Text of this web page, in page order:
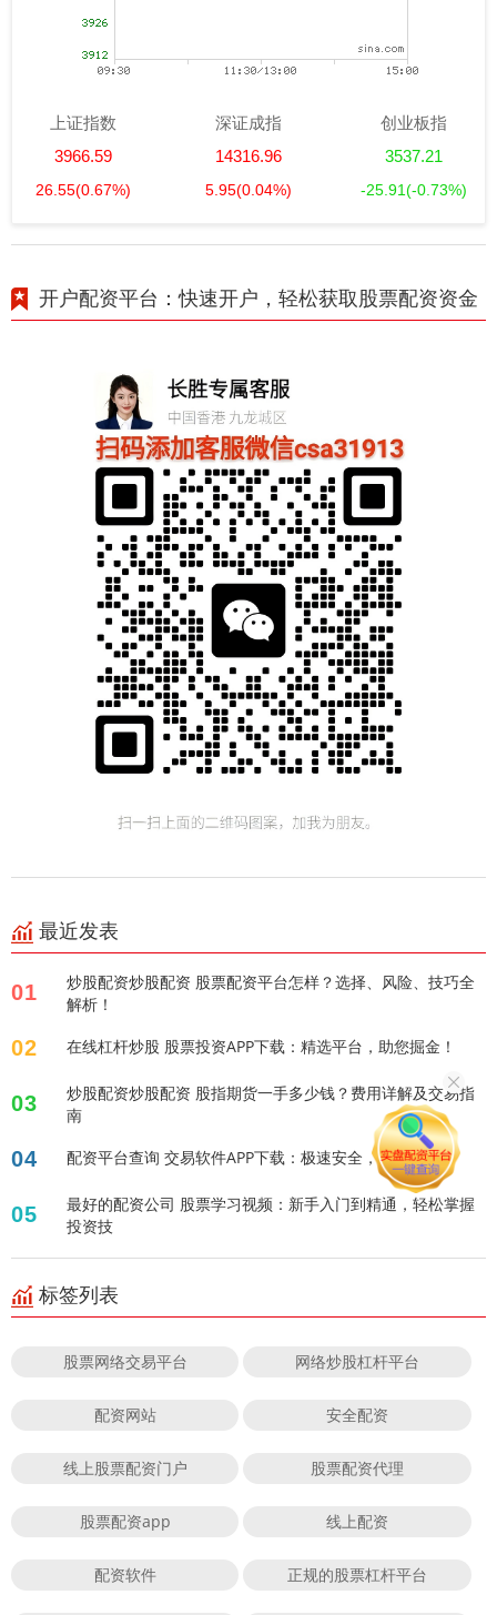
上证指数
3966.59
26.55(0.67%)
深证成指
14316.96
5.95(0.04%)
创业板指
3537.21
-25.91(-0.73%)
开户配资平台：快速开户，轻松获取股票配资资金
最近发表
01
炒股配资炒股配资 股票配资平台怎样？选择、风险、技巧全
解析！
02 在线杠杆炒股 股票投资APP下载：精选平台，助您掘金！
03
炒股配资炒股配资 股指期货一手多少钱？费用详解及交易指
南
04 配资平台查询 交易软件APP下载：极速安全，投资必备！
05
最好的配资公司 股票学习视频：新手入门到精通，轻松掌握
投资技
标签列表
股票网络交易平台 网络炒股杠杆平台
配资网站 安全配资
线上股票配资门户 股票配资代理
股票配资app 线上配资
配资软件 正规的股票杠杆平台